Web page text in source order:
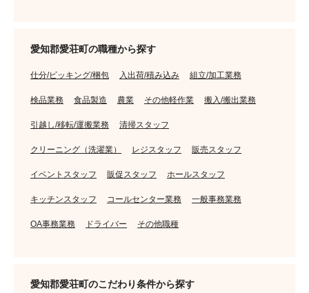
愛知郡愛荘町の職種から探す
仕分/ピッキング/梱包 入出荷/積み込み 組立/加工業務
検品業務 食品製造 農業 その他軽作業 搬入/搬出業務
引越し/移転/運搬業務 清掃スタッフ
クリーニング（洗濯業） レジスタッフ 販売スタッフ
イベントスタッフ 販促スタッフ ホールスタッフ
キッチンスタッフ コールセンター業務 一般事務業務
OA事務業務 ドライバー その他職種
愛知郡愛荘町のこだわり条件から探す